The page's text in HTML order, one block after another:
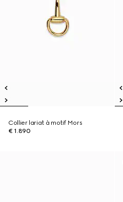
Collier lariat à motif Mors
€ 1.890